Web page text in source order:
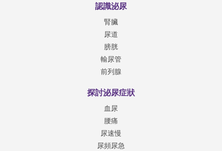
認識泌尿
腎臟
尿道
膀胱
輸尿管
前列腺
探討泌尿症狀
血尿
腰痛
尿速慢
尿頻尿急